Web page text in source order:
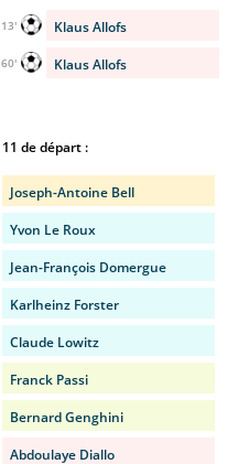
Klaus Allofs
13'
Klaus Allofs
60'
11 de départ :
Joseph-Antoine Bell
Yvon Le Roux
Jean-François Domergue
Karlheinz Forster
Claude Lowitz
Franck Passi
Bernard Genghini
Abdoulaye Diallo